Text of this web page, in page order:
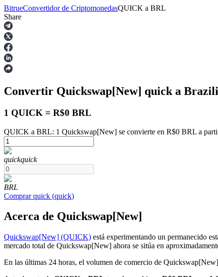
Futuros
Futuros del USDT
Futuros que utilizan USDT como garantía
Futuros COIN-M
BitrueConvertidor de CriptomonedasQUICK a BRL
Share
Convertir Quickswap[New] quick a
1 QUICK = R$0 BRL
QUICK a BRL: 1 Quickswap[New] se convierte en R$0 BRL a
quickquick
BRL
Comprar quick (quick)
Acerca de Quickswap[New]
Quickswap[New] (QUICK) está experimentando un permanecido
mercado total de Quickswap[New] ahora se sitúa en
En las últimas 24 horas, el volumen de comercio de